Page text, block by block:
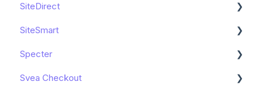
Kom igång
Funktioner och användning
Kända begränsningar
SiteDirect
Kom igång
Funktioner och användning
SiteSmart
Kom igång
Funktioner och användning
Specter
Kom igång
Svea Checkout